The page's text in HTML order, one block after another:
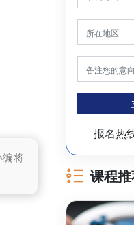
编将
报名热
课程推